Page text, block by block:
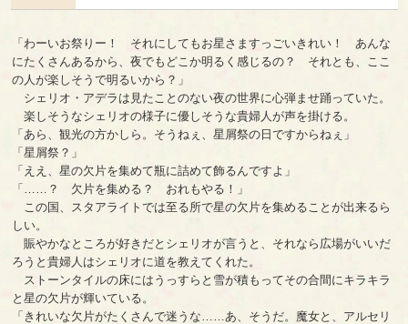
「わーいお祭りー！ それにしてもお星さますっごいきれい！ あんな
にたくさんあるから、夜でもどこか明るく感じるの？ それとも、ここ
の人が楽しそうで明るいから？」
シェリオ・アデラは見たことのない夜の世界に心弾ませ踊っていた。
楽しそうなシェリオの様子に優しそうな貴婦人が声を掛ける。
「あら、観光の方かしら。そうねぇ、星屑祭の日ですからねぇ」
「星屑祭？」
「ええ、星の欠片を集めて瓶に詰めて飾るんですよ」
「……？ 欠片を集める？ おれもやる！」
この国、スタアライトでは至る所で星の欠片を集めることが出来るら
しい。
賑やかなところが好きだとシェリオが言うと、それなら広場がいいだ
ろうと貴婦人はシェリオに道を教えてくれた。
ストーンタイルの床にはうっすらと雪が積もってその合間にキラキラ
と星の欠片が輝いている。
「きれいな欠片がたくさんで迷うな……あ、そうだ。魔女と、アルセリ